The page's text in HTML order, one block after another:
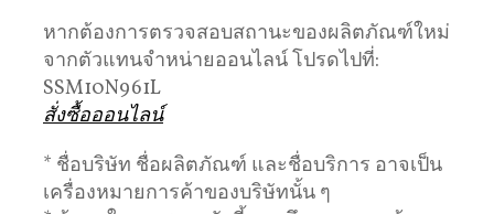
หากต้องการตรวจสอบสถานะของผลิตภัณฑ์ใหม่
จากตัวแทนจำหน่ายออนไลน์ โปรดไปที่:
SSM10N961L
สั่งซื้อออนไลน์
* ชื่อบริษัท ชื่อผลิตภัณฑ์ และชื่อบริการ อาจเป็น
เครื่องหมายการค้าของบริษัทนั้น ๆ